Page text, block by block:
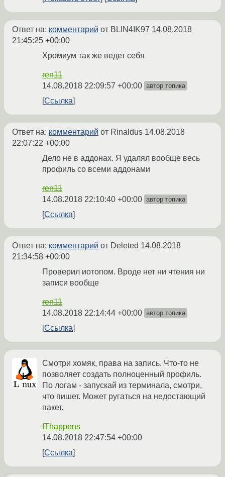
Ответ на: комментарий от BLIN4IK97 14.08.2018
21:45:25 +00:00
Хромиум так же ведет себя
ren11
14.08.2018 22:09:57 +00:00 автор топика
Ссылка
Ответ на: комментарий от Rinaldus 14.08.2018
22:07:22 +00:00
Дело не в аддонах. Я удалял вообще весь
профиль со всеми аддонами
ren11
14.08.2018 22:10:40 +00:00 автор топика
Ссылка
Ответ на: комментарий от Deleted 14.08.2018
21:34:58 +00:00
Проверил иотопом. Вроде нет ни чтения ни
записи вообще
ren11
14.08.2018 22:14:44 +00:00 автор топика
Ссылка
Смотри хомяк, права на запись. Что-то не
позволяет создать полноценный профиль.
По логам - запускай из терминала, смотри,
что пишет. Может ругаться на недостающий
пакет.
IThappens
14.08.2018 22:47:54 +00:00
Ссылка